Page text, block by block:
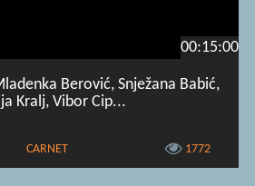
00:15:00
Berović, Snježana Babić,
Kralj, Vibor Cip...
CARNET 1772